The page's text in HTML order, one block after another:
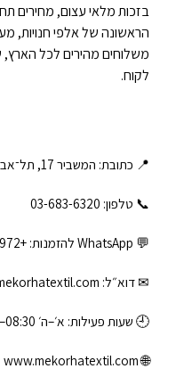
בזכות מלאי עצום, מחירים
הראשונה של אלפי חנויות,
משלוחים מהירים לכל הארץ,
לקוח.
📍 כתובת: המשביר 17, תל־אביב יפו
📞 טלפון: ‎03-683-6320
💬 WhatsApp להזמנות: +972 55-247-3338
✉ דוא״ל:
🕘 שעות פעילות: א׳–ה׳ 08:30–17:30 | ו׳ 08:30–12:00
🌐
www.mekorhatextil.com